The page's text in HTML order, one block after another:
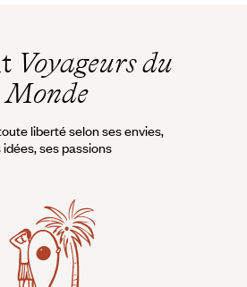
Voyageurs du
Monde
liberté selon ses envies,
idées, ses passions